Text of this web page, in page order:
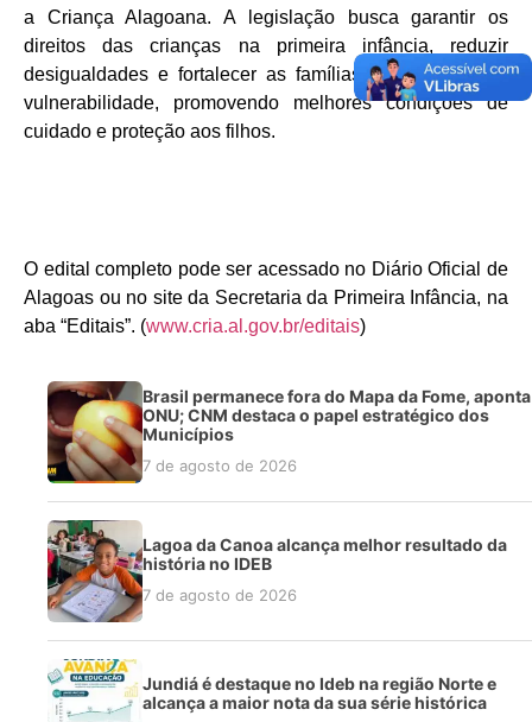
a Criança Alagoana. A legislação busca garantir os
direitos das crianças na primeira infância, reduzir
desigualdades e fortalecer as famílias em situação de
vulnerabilidade, promovendo melhores condições de
cuidado e proteção aos filhos.
O edital completo pode ser acessado no Diário Oficial de
Alagoas ou no site da Secretaria da Primeira Infância, na
aba “Editais”. (www.cria.al.gov.br/editais)
Brasil permanece fora do Mapa da Fome, aponta
ONU; CNM destaca o papel estratégico dos
Municípios
7 de agosto de 2026
Lagoa da Canoa alcança melhor resultado da
história no IDEB
7 de agosto de 2026
Jundiá é destaque no Ideb na região Norte e
alcança a maior nota da sua série histórica